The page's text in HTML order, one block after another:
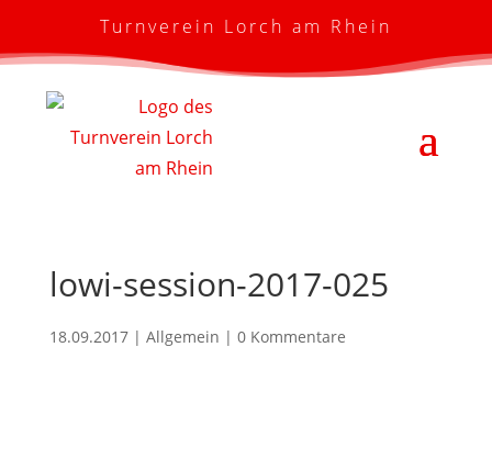
Turnverein Lorch am Rhein
lowi-session-2017-025
18.09.2017| Allgemein | 0 Kommentare